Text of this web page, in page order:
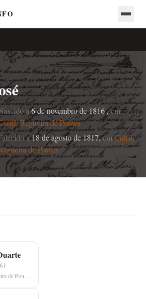
a6 de novembro de 1816 ,em
Regueira de Pontes
a18 de agosto de 1817,emCarril,
de Pontes